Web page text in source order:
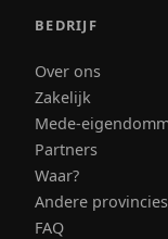
BEDRIJF
Over ons
Zakelijk
Mede-
Partners
Waar?
Andere provincies
FAQ